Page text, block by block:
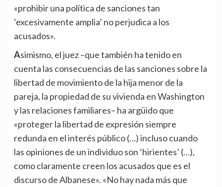
«prohibir una política de sanciones tan
‘excesivamente amplia’ no perjudica a los
acusados».
Asimismo, el juez –que también ha tenido en
cuenta las consecuencias de las sanciones sobre la
libertad de movimiento de la hija menor de la
pareja, la propiedad de su vivienda en Washington
y las relaciones familiares– ha argüido que
«proteger la libertad de expresión siempre
redunda en el interés público (…) incluso cuando
las opiniones de un individuo son ‘hirientes’ (…),
como claramente creen los acusados que es el
discurso de Albanese». «No hay nada más que